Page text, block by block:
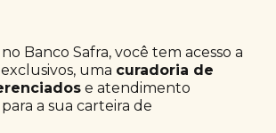
Banco Safra, você tem acesso a
uma curadoria de
e atendimento
a sua carteira de